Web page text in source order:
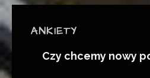
ANKIETY
Czy chcemy nowy